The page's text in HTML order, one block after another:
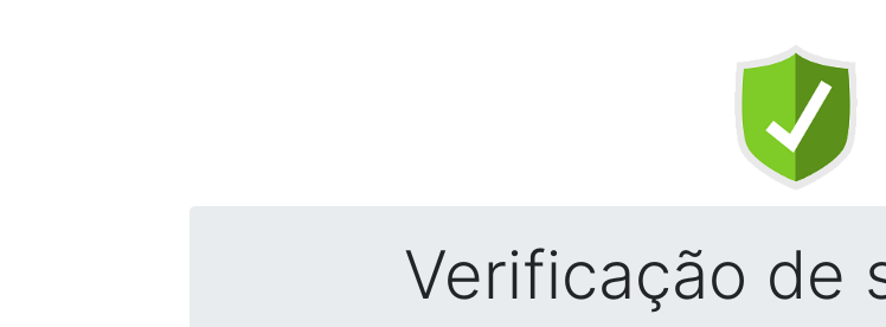
Verificação de